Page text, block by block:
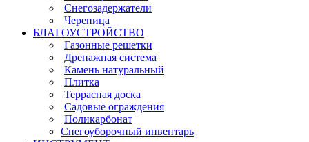
Снегозадержатели
Черепица
БЛАГОУСТРОЙСТВО
Газонные решетки
Дренажная система
Камень натуральный
Плитка
Террасная доска
Садовые ограждения
Поликарбонат
Снегоуборочный инвентарь